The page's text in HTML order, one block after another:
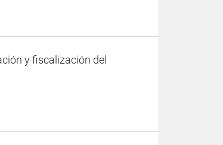
y fiscalización del